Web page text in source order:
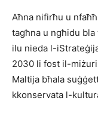
Aħna nifirħu u
tagħna u ngħidu
ilu nieda l-
2030 li fost il-
Maltija bħala
kkonservata l-